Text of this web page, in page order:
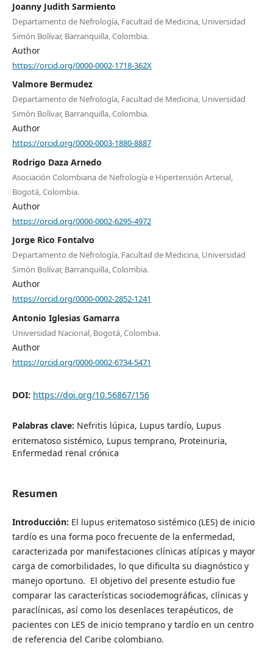
Joanny Judith Sarmiento
Departamento de Nefrología, Facultad de Medicina, Universidad
Simón Bolívar, Barranquilla, Colombia.
Author
https://orcid.org/0000-0002-1718-362X
Valmore Bermudez
Departamento de Nefrología, Facultad de Medicina, Universidad
Simón Bolívar, Barranquilla, Colombia.
Author
https://orcid.org/0000-0003-1880-8887
Rodrigo Daza Arnedo
Asociación Colombiana de Nefrología e Hipertensión Arterial,
Bogotá, Colombia.
Author
https://orcid.org/0000-0002-6295-4972
Jorge Rico Fontalvo
Departamento de Nefrología, Facultad de Medicina, Universidad
Simón Bolívar, Barranquilla, Colombia.
Author
https://orcid.org/0000-0002-2852-1241
Antonio Iglesias Gamarra
Universidad Nacional, Bogotá, Colombia.
Author
https://orcid.org/0000-0002-6734-5471
DOI: https://doi.org/10.56867/156
Palabras clave: Nefritis lúpica, Lupus tardío, Lupus
eritematoso sistémico, Lupus temprano, Proteinuria,
Enfermedad renal crónica
Resumen
Introducción: El lupus eritematoso sistémico (LES) de inicio
tardío es una forma poco frecuente de la enfermedad,
caracterizada por manifestaciones clínicas atípicas y mayor
carga de comorbilidades, lo que dificulta su diagnóstico y
manejo oportuno. El objetivo del presente estudio fue
comparar las características sociodemográficas, clínicas y
paraclínicas, así como los desenlaces terapéuticos, de
pacientes con LES de inicio temprano y tardío en un centro
de referencia del Caribe colombiano.